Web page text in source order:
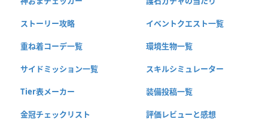
ストーリー攻略 イベントクエスト一覧
重ね着コーデ一覧 環境生物一覧
サイドミッション一覧 スキルシミュレーター
Tier表メーカー 装備投稿一覧
金冠チェックリスト 評価レビューと感想